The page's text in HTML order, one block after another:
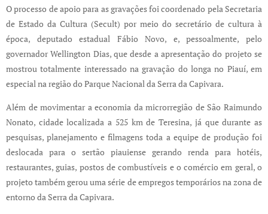
O processo de apoio para as gravações foi coordenado pela Secretaria
de Estado da Cultura (Secult) por meio do secretário de cultura à
época, deputado estadual Fábio Novo, e, pessoalmente, pelo
governador Wellington Dias, que desde a apresentação do projeto se
mostrou totalmente interessado na gravação do longa no Piauí, em
especial na região do Parque Nacional da Serra da Capivara.
Além de movimentar a economia da microrregião de São Raimundo
Nonato, cidade localizada a 525 km de Teresina, já que durante as
pesquisas, planejamento e filmagens toda a equipe de produção foi
deslocada para o sertão piauiense gerando renda para hotéis,
restaurantes, guias, postos de combustíveis e o comércio em geral, o
projeto também gerou uma série de empregos temporários na zona de
entorno da Serra da Capivara.